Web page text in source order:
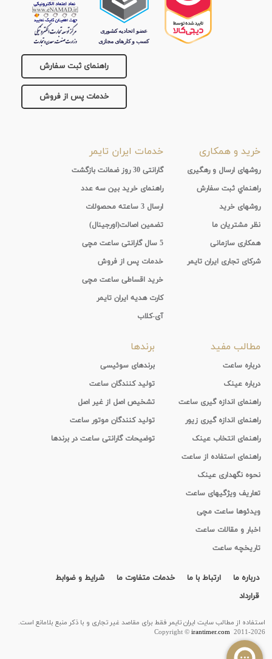
راهنمای ثبت سفارش
خدمات پس از فروش
خرید و همکاری
روشهای ارسال و رهگیری
راهنماي ثبت سفارش
روشهای خرید
نظر مشتریان ما
همکاری سازمانی
شرکای تجاری ایران تایمر
خدمات ایران تایمر
گارانتی 30 روز ضمانت بازگشت
راهنمای خرید بین سه عدد
ارسال 3 ساعته محصولات
تضمین اصالت(اورجینال)
5 سال گارانتی ساعت مچی
خدمات پس از فروش
خرید اقساطی ساعت مچی
کارت هدیه ایران تایمر
آی-کلاب
مطالب مفید
درباره ساعت
درباره عینک
راهنمای اندازه گیری ساعت
راهنمای اندازه گیری زیور
راهنمای انتخاب عینک
راهنمای استفاده از ساعت
نحوه نگهداری عینک
تعاریف ویژگیهای ساعت
ویدئوها ساعت مچی
اخبار و مقالات ساعت
تاریخچه ساعت
برندها
برندهای سوئیسی
تولید کنندگان ساعت
تشخیص اصل از غیر اصل
تولید کنندگان موتور ساعت
توضیحات گارانتی ساعت در برندها
درباره ما ارتباط با ما خدمات متفاوت ما
شرایط و ضوابط
قرارداد
استفاده از مطالب سايت ایران تایمر فقط برای مقاصد غیر تجاری و با ذکر منبع بلامانع است.
Copyright ©irantimer.com2011-2026